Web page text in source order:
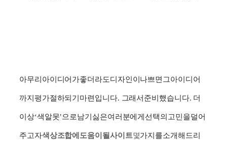
아무리 아이디어가좋더라도디자인이 나쁘면 그아이디어
까지 평가절하되기 마련입니다. 그래서 준비했습니다. 더
이상‘색알못’으로남기 싫은여러분에게 선택의 고민을덜어
주고자색상조합에 도움이 될사이트몇가지를소개해드리